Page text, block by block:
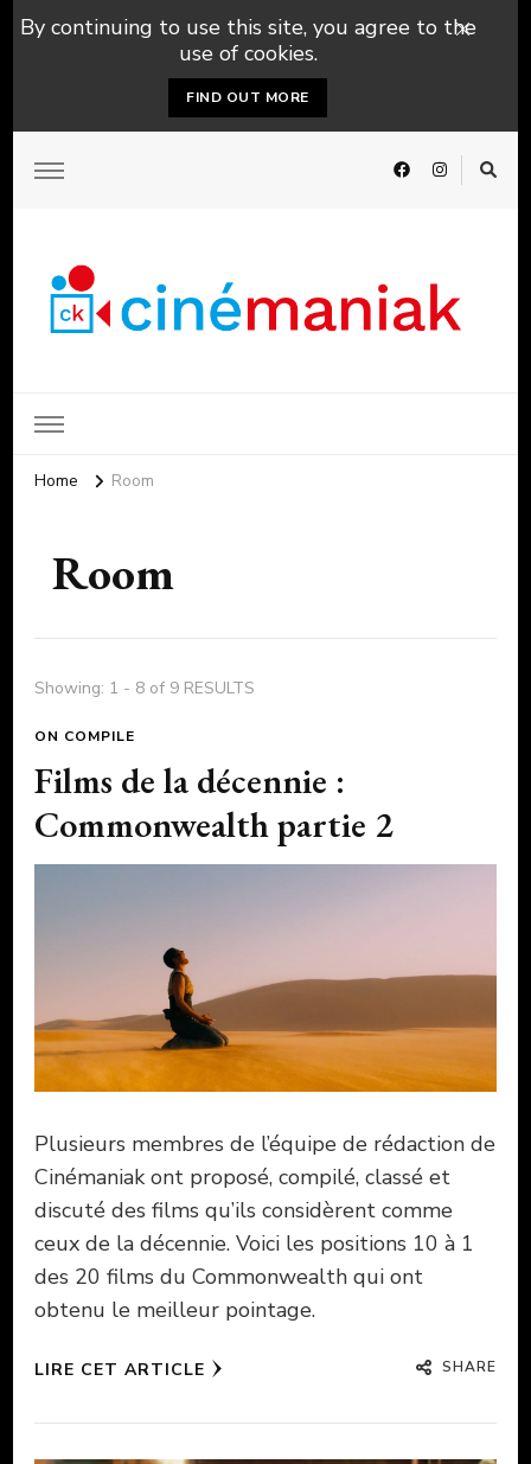
By continuing to use this site, you agree to the
use of cookies.
FIND OUT MORE
Home Room
Room
Showing: 1 - 8 of 9 RESULTS
ON COMPILE
Films de la décennie :
Commonwealth partie 2
Plusieurs membres de l’équipe de rédaction de
Cinémaniak ont proposé, compilé, classé et
discuté des films qu’ils considèrent comme
ceux de la décennie. Voici les positions 10 à 1
des 20 films du Commonwealth qui ont
obtenu le meilleur pointage.
LIRE CET ARTICLE SHARE